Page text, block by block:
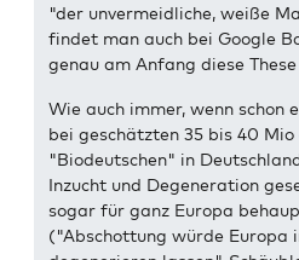
"der unvermeidliche, weiße
findet man auch bei Google
genau am Anfang diese
Wie auch immer, wenn schon
bei geschätzten 35 bis 40
"Biodeutschen" in
Inzucht und Degeneration
sogar für ganz Europa
("Abschottung würde Europa